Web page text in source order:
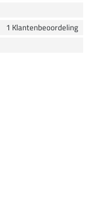
1 Klantenbeoordeling